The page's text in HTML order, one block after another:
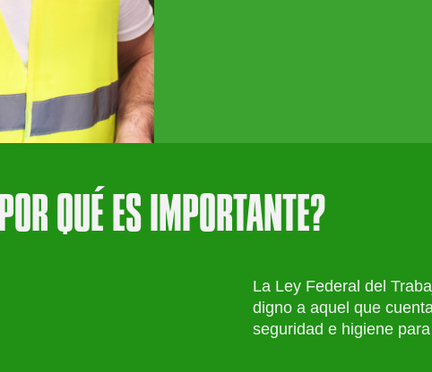
QUÉ ES IMPORTANTE?
La Ley Federal del
digno a aquel que
seguridad e higiene